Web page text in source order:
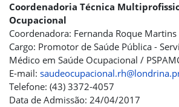
Coordenadoria Técnica
Ocupacional
Coordenadora: Fernanda Roque
Cargo: Promotor de Saúde Pública -
Médico em Saúde Ocupacional /
E-mail:
Telefone: (43) 3372-4057
Data de Admissão: 24/04/2017